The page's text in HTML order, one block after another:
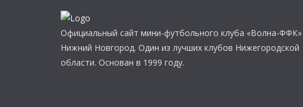
Официальный сайт мини-футбольного клуба «Волна-ФФК»
Нижний Новгород. Один из лучших клубов Нижегородской
области. Основан в 1999 году.